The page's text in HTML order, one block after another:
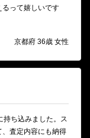
って嬉しいです
京都府 36歳 女性
持ち込みました。ス
査定内容にも納得